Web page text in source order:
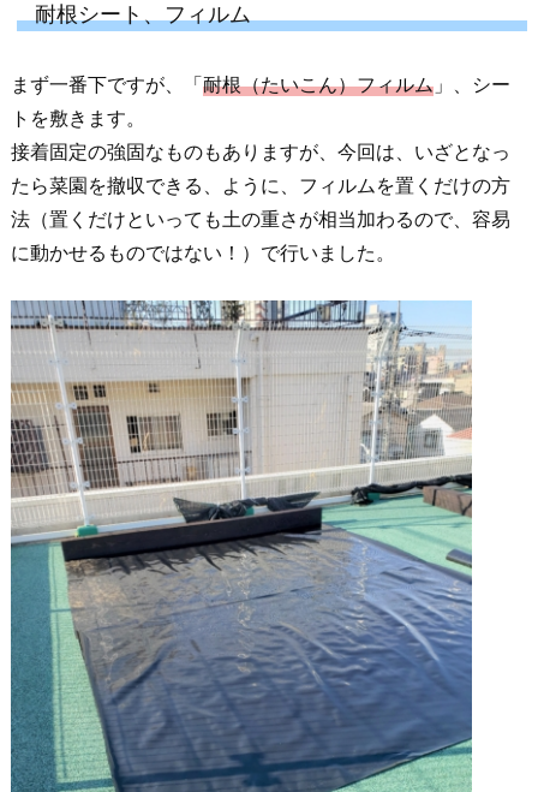
耐根シート、フィルム
まず一番下ですが、「耐根（たいこん）フィルム 」、シー
トを敷きます。
接着固定の強固なものもありますが、今回は、いざとなっ
たら菜園を撤収できる、ように、フィルムを置くだけの方
法（置くだけといっても土の重さが相当加わるので、容易
に動かせるものではない！）で行いました。